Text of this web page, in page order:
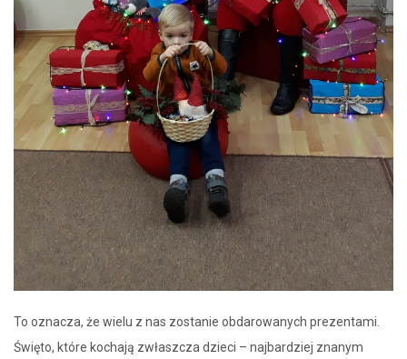
To oznacza, że wielu z nas zostanie obdarowanych prezentami.
Święto, które kochają zwłaszcza dzieci – najbardziej znanym